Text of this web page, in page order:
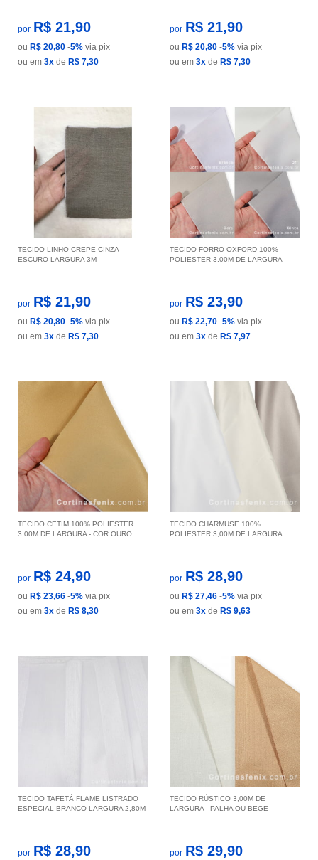
por R$ 21,90
ou R$ 20,80 -5% via pix
ou em 3x de R$ 7,30
por R$ 21,90
ou R$ 20,80 -5% via pix
ou em 3x de R$ 7,30
TECIDO LINHO CREPE CINZA
ESCURO LARGURA 3M
por R$ 21,90
ou R$ 20,80 -5% via pix
ou em 3x de R$ 7,30
TECIDO FORRO OXFORD 100%
POLIESTER 3,00M DE LARGURA
por R$ 23,90
ou R$ 22,70 -5% via pix
ou em 3x de R$ 7,97
TECIDO CETIM 100% POLIESTER
3,00M DE LARGURA - COR OURO
por R$ 24,90
ou R$ 23,66 -5% via pix
ou em 3x de R$ 8,30
TECIDO CHARMUSE 100%
POLIESTER 3,00M DE LARGURA
por R$ 28,90
ou R$ 27,46 -5% via pix
ou em 3x de R$ 9,63
TECIDO TAFETÁ FLAME LISTRADO
ESPECIAL BRANCO LARGURA 2,80M
por R$ 28,90
TECIDO RÚSTICO 3,00M DE
LARGURA - PALHA OU BEGE
por R$ 29,90